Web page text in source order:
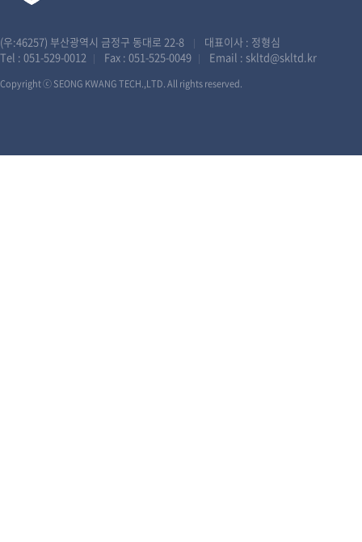
(우:46257) 부산광역시 금정구 동대로 22-8 |
대표이사 : 정형심
Tel : 051-529-0012 | Fax : 051-525-0049 | Email : skltd@skltd.kr
Copyright ⓒ SEONG KWANG TECH.,LTD. All rights reserved.